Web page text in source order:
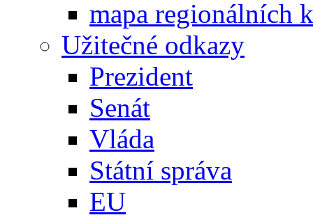
mapa regionálních
Užitečné odkazy
Prezident
Senát
Vláda
Státní správa
EU